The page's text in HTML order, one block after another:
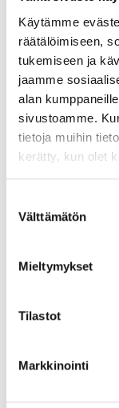
Käytämme
räätälöimiseen,
tukemiseen ja
jaamme
alan
sivustoamme.
tietoja muihin
kerätty, kun olet
valinta
Välttämätön
Mieltymykset
Tilastot
Markkinointi
Moottorin malli
EC-motor för minskad
energianvändning,
integrerad elektronik.
Moottorisuoja / Suoja
motor och elektronik,
mjukstart
IP 55
Moottorin eristysluokka
Laakerit
Materiaali
gjutet aluminium,